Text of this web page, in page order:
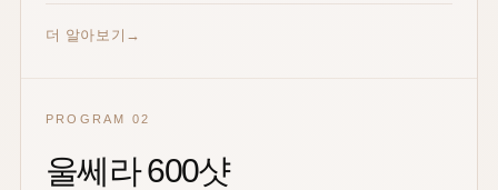
더 알아보기
PROGRAM 02
울쎄라 600샷